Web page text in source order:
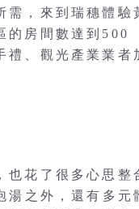
需，來到瑞穗體驗
的房間數達到500
禮、觀光產業業者
也花了很多心思整
之外，還有多元